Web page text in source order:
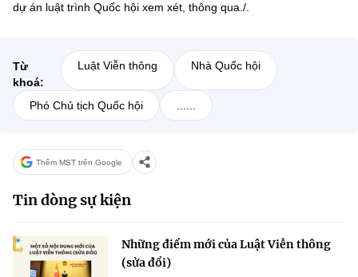
dự án luật trình Quốc hội xem xét, thông qua./.
Từ
khoá:
Luật Viễn thông Nhà Quốc hội
Phó Chủ tịch Quốc hội
Thêm MST trên Google
Tin dòng sự kiện
Những điểm mới của Luật Viễn thông
(sửa đổi)